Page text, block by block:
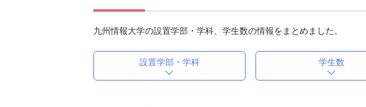
九州情報大学の設置学部・学科、学生数の情報をまとめました。
設置学部・学科 学生数